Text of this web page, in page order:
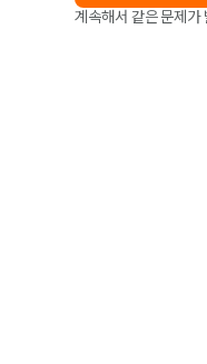
계속해서 같은 문제가